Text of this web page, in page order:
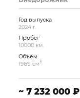
Год выпуска
2024 г.
Пробег
10000 км.
Объём
1969 см3
~ 7 232 000 ₽